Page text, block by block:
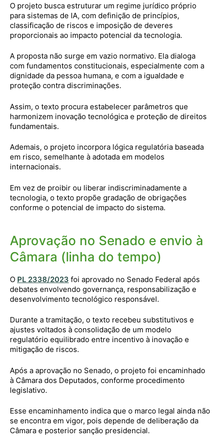
O projeto busca estruturar um regime jurídico próprio
para sistemas de IA, com definição de princípios,
classificação de riscos e imposição de deveres
proporcionais ao impacto potencial da tecnologia.
A proposta não surge em vazio normativo. Ela dialoga
com fundamentos constitucionais, especialmente com a
dignidade da pessoa humana, e com a igualdade e
proteção contra discriminações.
Assim, o texto procura estabelecer parâmetros que
harmonizem inovação tecnológica e proteção de direitos
fundamentais.
Ademais, o projeto incorpora lógica regulatória baseada
em risco, semelhante à adotada em modelos
internacionais.
Em vez de proibir ou liberar indiscriminadamente a
tecnologia, o texto propõe gradação de obrigações
conforme o potencial de impacto do sistema.
Aprovação no Senado e envio à
Câmara (linha do tempo)
O PL 2338/2023 foi aprovado no Senado Federal após
debates envolvendo governança, responsabilização e
desenvolvimento tecnológico responsável.
Durante a tramitação, o texto recebeu substitutivos e
ajustes voltados à consolidação de um modelo
regulatório equilibrado entre incentivo à inovação e
mitigação de riscos.
Após a aprovação no Senado, o projeto foi encaminhado
à Câmara dos Deputados, conforme procedimento
legislativo.
Esse encaminhamento indica que o marco legal ainda não
se encontra em vigor, pois depende de deliberação da
Câmara e posterior sanção presidencial.